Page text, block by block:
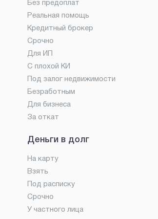
Без предоплат
Реальная помощь
Кредитный брокер
Срочно
Для ИП
С плохой КИ
Под залог недвижимости
Безработным
Для бизнеса
За откат
Деньги в долг
На карту
Взять
Под расписку
Срочно
У частного лица